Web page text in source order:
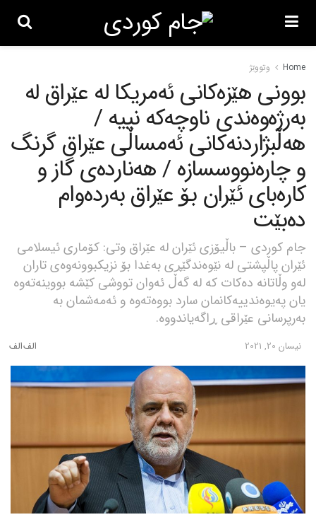
Home وتووێژ
بوونی هێزەکانی ئەمریکا لە عێراق لە
بەرژەوەندی ناوچەکە نییە /
هەڵبژاردنەکانی ئەمساڵی عێراق گرنگ
و چارەنووسسازە / هەناردەی گاز و
کارەبای ئێران بۆ عێراق بەردەوام
دەبێت
جام کوردی – باڵیۆزی ئێران لە عێراق وتی: کۆماری ئیسلامی
ئێران پاڵپشتی لە نێوەندگێڕی بەغدا بۆ نزیکبوونەوەی تاران
لەو وڵاتانە دەکات کە لە گەڵ ئەوان تووشی کێشە بووینەتەوە
یان پەیوەندییەکانمان سارد بووەتەوە و ئەمەشمان بە
بەرپرسانی عێراقی ڕاگەیاندووە.
نیسان 20, 2021